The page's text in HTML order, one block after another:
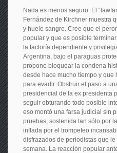
Nada es menos seguro. El
Fernández de Kirchner muestra
y huele sangre. Cree que el
popular y que es posible
la factoría dependiente y
Argentina, bajo el paraguas
propone bloquear la condena
desde hace mucho tiempo y
para evadir. Obstruir el paso a
presidencial de la ex presidenta
seguir obturando todo posible
eso montó una farsa judicial sin
pruebas, sostenida tan sólo por
inflada por el trompeteo
disfrazados de periodistas que
semana. La reacción popular